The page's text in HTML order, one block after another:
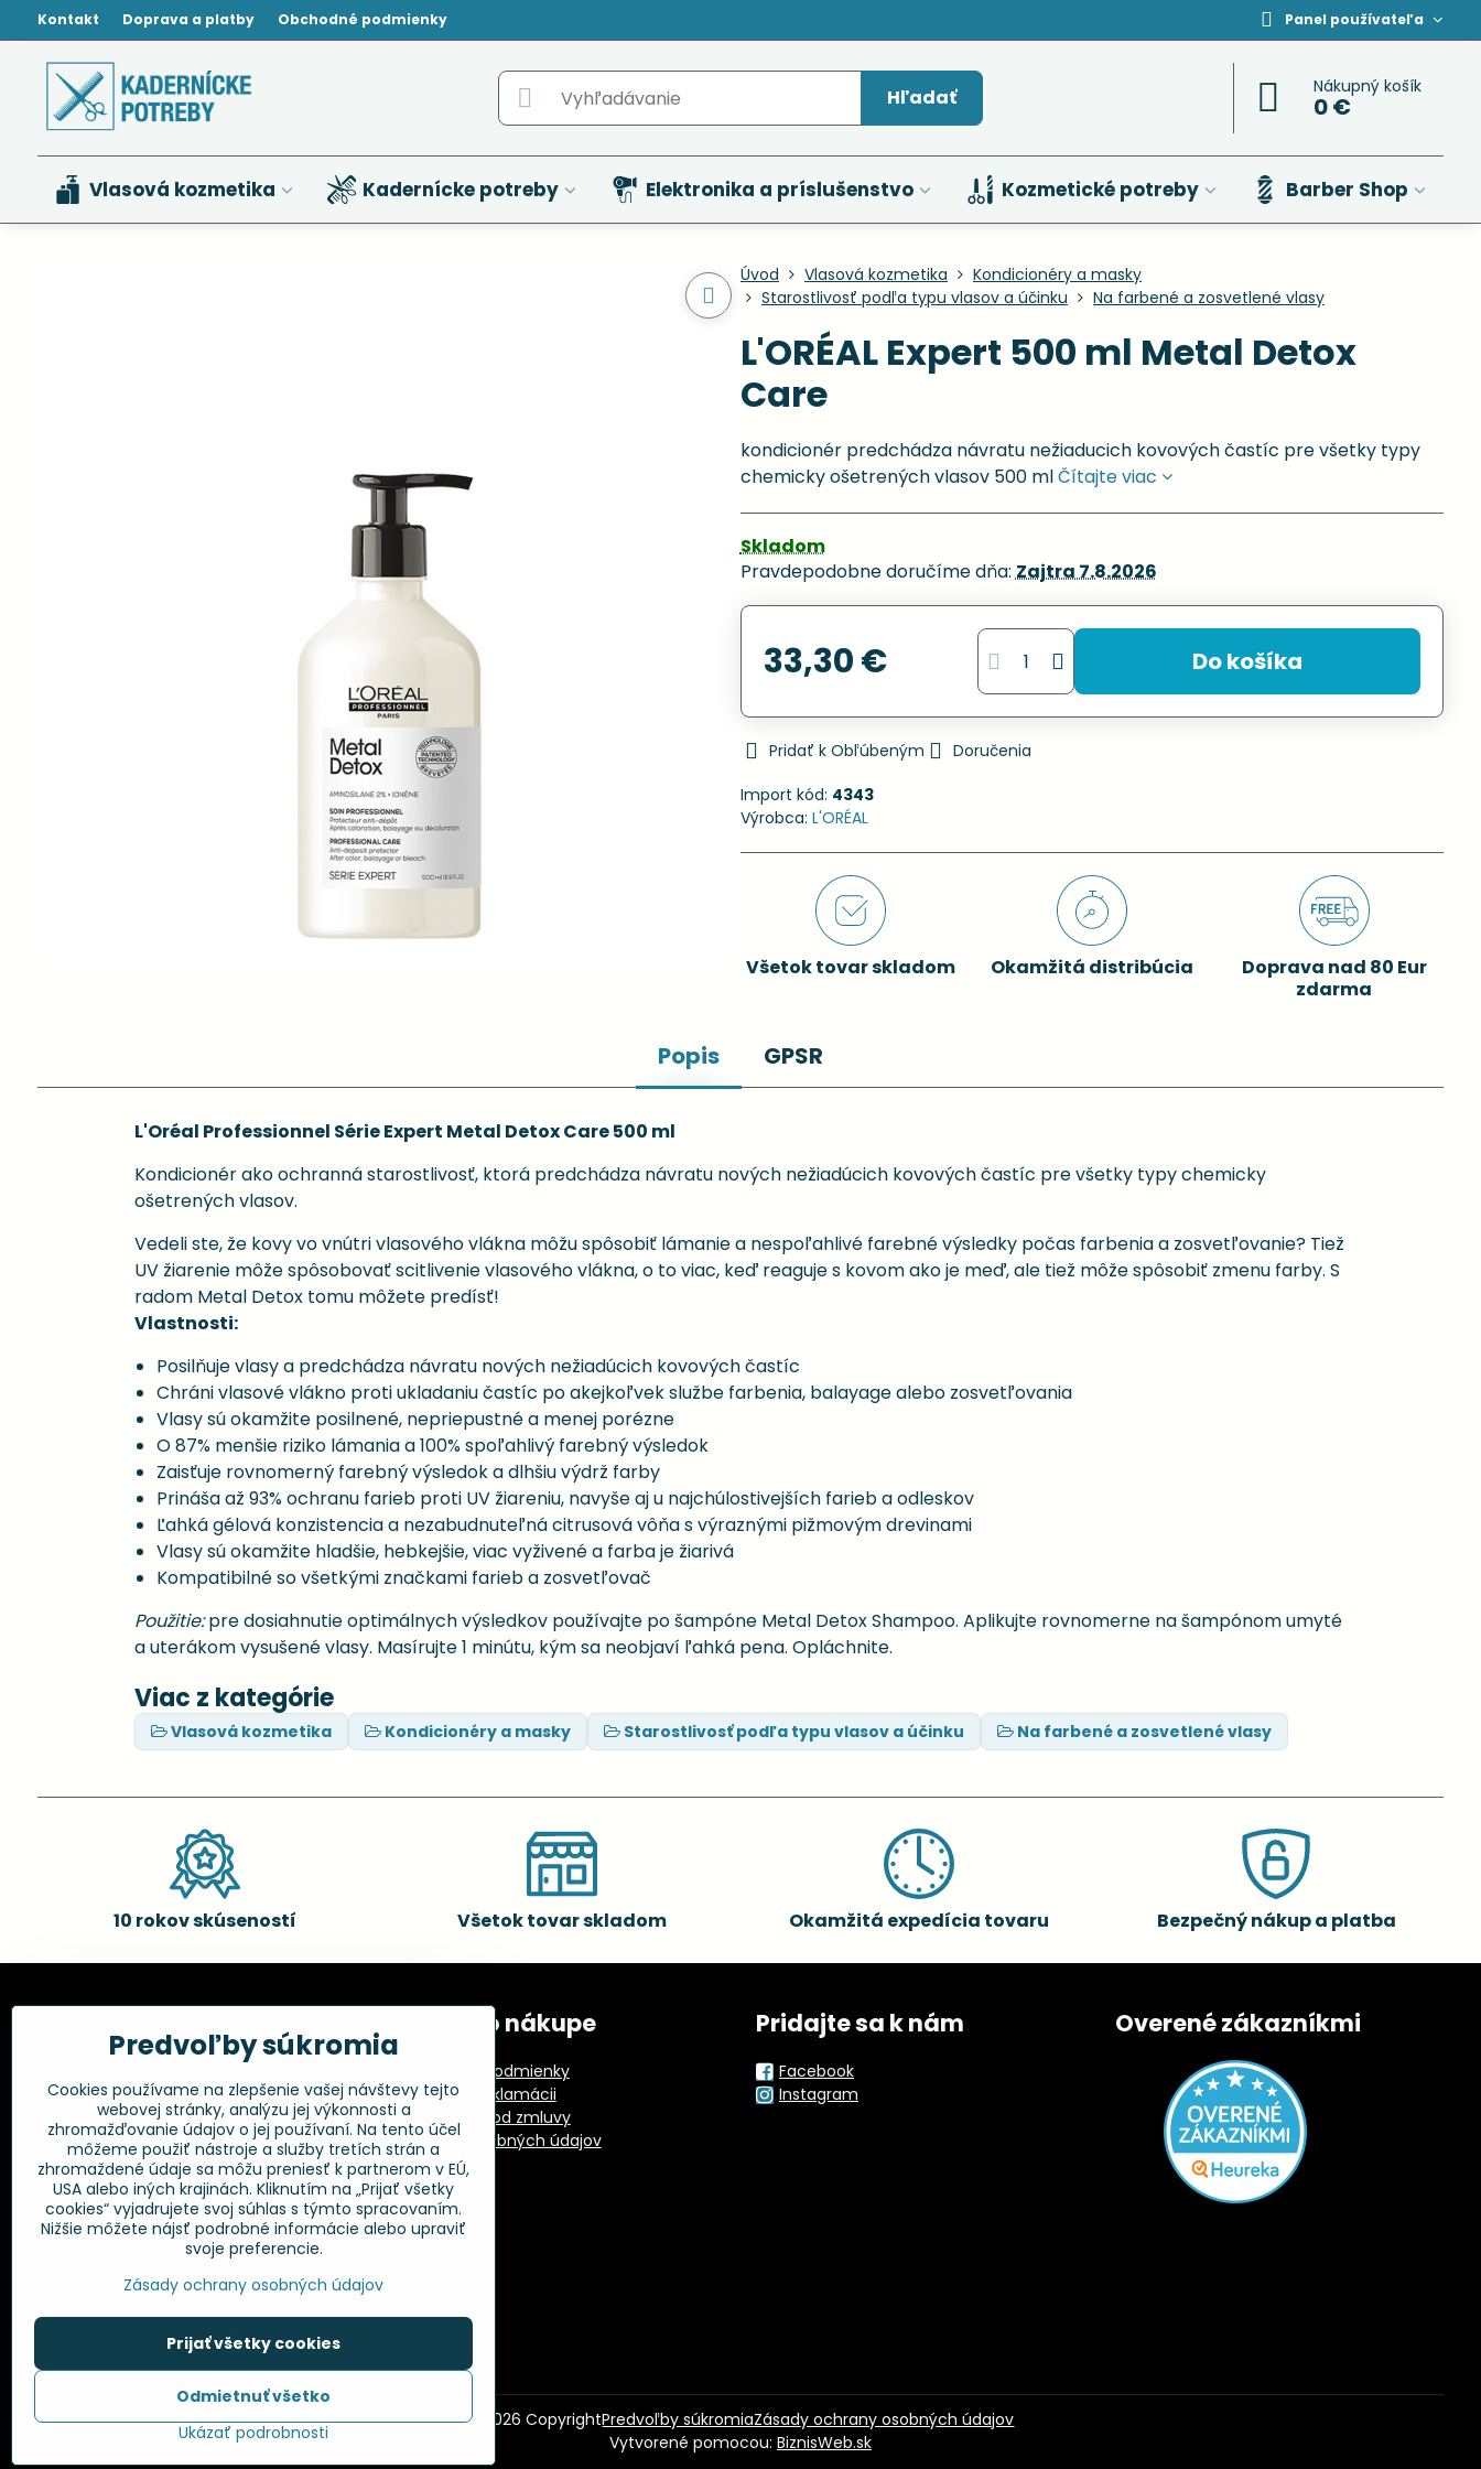
Kontakt Doprava a platby Obchodné podmienky Panel používateľa
Hľadať Nákupný košík
0 €
Vlasová kozmetika Kadernícke potreby Elektronika a príslušenstvo Kozmetické potreby Barber Shop
Úvod Vlasová kozmetika
Kondicionéry a masky
Starostlivosť podľa typu vlasov a účinku
Na farbené a zosvetlené vlasy
L'ORÉAL Expert 500 ml Metal Detox
Care
kondicionér predchádza návratu nežiaducich kovových častíc pre všetky typy
chemicky ošetrených vlasov 500 mlČítajte viac
Skladom
Pravdepodobne doručíme dňa:Zajtra7.8.2026
33,30 € Do košíka
Pridať k Obľúbeným
Doručenia
Import kód: 4343
Výrobca: L'ORÉAL
Všetok tovar skladom Okamžitá distribúcia
Doprava nad 80 Eur
zdarma
Popis GPSR
L'Oréal Professionnel Série Expert Metal Detox Care 500 ml
Kondicionér ako ochranná starostlivosť, ktorá predchádza návratu nových nežiadúcich kovových častíc pre všetky typy chemicky
ošetrených vlasov.
Vedeli ste, že kovy vo vnútri vlasového vlákna môžu spôsobiť lámanie a nespoľahlivé farebné výsledky počas farbenia a zosvetľovanie? Tiež
UV žiarenie môže spôsobovať scitlivenie vlasového vlákna, o to viac, keď reaguje s kovom ako je meď, ale tiež môže spôsobiť zmenu farby. S
radom Metal Detox tomu môžete predísť!
Vlastnosti:
Posilňuje vlasy a predchádza návratu nových nežiadúcich kovových častíc
Chráni vlasové vlákno proti ukladaniu častíc po akejkoľvek službe farbenia, balayage alebo zosvetľovania
Vlasy sú okamžite posilnené, nepriepustné a menej porézne
O 87% menšie riziko lámania a 100% spoľahlivý farebný výsledok
Zaisťuje rovnomerný farebný výsledok a dlhšiu výdrž farby
Prináša až 93% ochranu farieb proti UV žiareniu, navyše aj u najchúlostivejších farieb a odleskov
Ľahká gélová konzistencia a nezabudnuteľná citrusová vôňa s výraznými pižmovým drevinami
Vlasy sú okamžite hladšie, hebkejšie, viac vyživené a farba je žiarivá
Kompatibilné so všetkými značkami farieb a zosvetľovač
Použitie:pre dosiahnutie optimálnych výsledkov používajte po šampóne Metal Detox Shampoo. Aplikujte rovnomerne na šampónom umyté
a uterákom vysušené vlasy. Masírujte 1 minútu, kým sa neobjaví ľahká pena. Opláchnite.
Viac z kategórie
Vlasová kozmetika Kondicionéry a masky Starostlivosť podľa typu vlasov a účinku Na farbené a zosvetlené vlasy
10 rokov skúseností Všetok tovar skladom Okamžitá expedícia tovaru Bezpečný nákup a platba
Kadernícke potreby, s.r.o.
Fakturačné údaje:
Kadernícke potreby, s.r.o.
Klincová 37
821 08 Bratislava
+421 948 014 333
info​@kadernickepotreby​.sk
Objednávky
Všetko o nákupe
Obchodné podmienky
Postup pri reklamácii
Odstúpenie od zmluvy
Ochrana osobných údajov
GPSR
Pridajte sa k nám
Facebook
Instagram
Overené zákazníkmi
© 2026 CopyrightPredvoľby súkromiaZásady ochrany osobných údajov
Vytvorené pomocou: BiznisWeb.sk
Predvoľby súkromia
Cookies používame na zlepšenie vašej návštevy tejto
webovej stránky, analýzu jej výkonnosti a
zhromažďovanie údajov o jej používaní. Na tento účel
môžeme použiť nástroje a služby tretích strán a
zhromaždené údaje sa môžu preniesť k partnerom v EÚ,
USA alebo iných krajinách. Kliknutím na „Prijať všetky
cookies“ vyjadrujete svoj súhlas s týmto spracovaním.
Nižšie môžete nájsť podrobné informácie alebo upraviť
svoje preferencie.
Zásady ochrany osobných údajov
Ukázať podrobnosti
Prijať všetky cookies
Odmietnuť všetko